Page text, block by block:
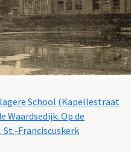
School (Kapellestraat
Waardsedijk. Op de
St.-Franciscuskerk